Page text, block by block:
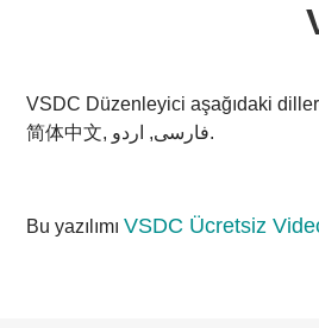
VSDC Düzenleyici aşağıdaki
简体中文, فارسی, اردو.
Bu yazılımı VSDC Ücretsiz